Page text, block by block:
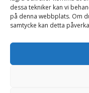
dessa tekniker kan vi
på denna webbplats. Om
samtycke kan detta
E-post*
denna webbläsare till